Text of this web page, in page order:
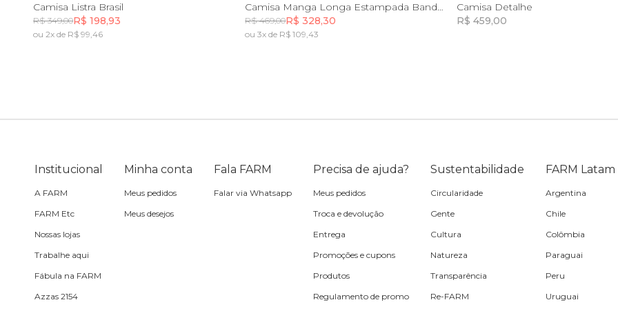
Skate
PP P
Camisa Listra Brasil
R$ 349,00R$ 198,93
ou 2x de R$ 99,46
PP P GG Camisa Manga Longa Estampada Bandana Jardim
R$ 469,00R$ 328,30
ou 3x de R$ 109,43
P
Camisa Detalhe
R$ 459,00
Institucional
A FARM
FARM Etc
Nossas lojas
Trabalhe aqui
Fábula na FARM
Azzas 2154
Minha conta
Meus pedidos
Meus desejos
Fala FARM
Falar via Whatsapp
Precisa de ajuda?
Meus pedidos
Troca e devolução
Entrega
Promoções e cupons
Produtos
Regulamento de promo
Sustentabilidade
Circularidade
Gente
Cultura
Natureza
Transparência
Re-FARM
FARM Latam
Argentina
Chile
Colômbia
Paraguai
Peru
Uruguai